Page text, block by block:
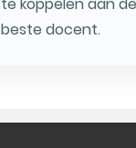
te koppelen aan
beste docent.